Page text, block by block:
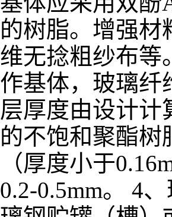
的树脂。增强材
维无捻粗纱布
作基体，玻璃纤
层厚度由设计
的不饱和聚酯树
（厚度小于
0.2-0.5mm。 4